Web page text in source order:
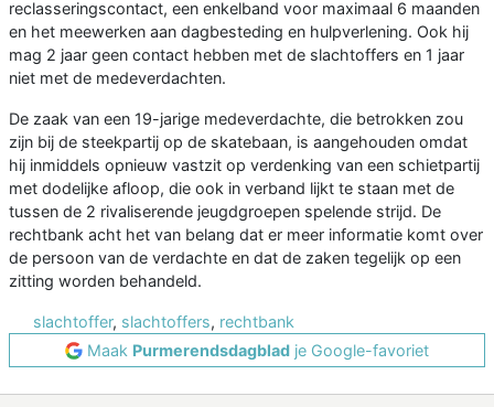
reclasseringscontact, een enkelband voor maximaal 6 maanden
en het meewerken aan dagbesteding en hulpverlening. Ook hij
mag 2 jaar geen contact hebben met de slachtoffers en 1 jaar
niet met de medeverdachten.
De zaak van een 19-jarige medeverdachte, die betrokken zou
zijn bij de steekpartij op de skatebaan, is aangehouden omdat
hij inmiddels opnieuw vastzit op verdenking van een schietpartij
met dodelijke afloop, die ook in verband lijkt te staan met de
tussen de 2 rivaliserende jeugdgroepen spelende strijd. De
rechtbank acht het van belang dat er meer informatie komt over
de persoon van de verdachte en dat de zaken tegelijk op een
zitting worden behandeld.
slachtoffer, slachtoffers, rechtbank
Maak Purmerendsdagblad je Google-favoriet